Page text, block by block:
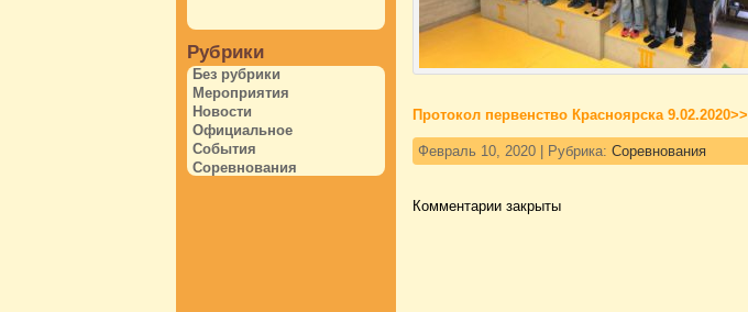
Рубрики
Без рубрики
Мероприятия
Новости
Официальное
События
Соревнования
Протокол первенство Красноярска 9.02.2020>>
Февраль 10, 2020 | Рубрика: Соревнования
Комментарии закрыты